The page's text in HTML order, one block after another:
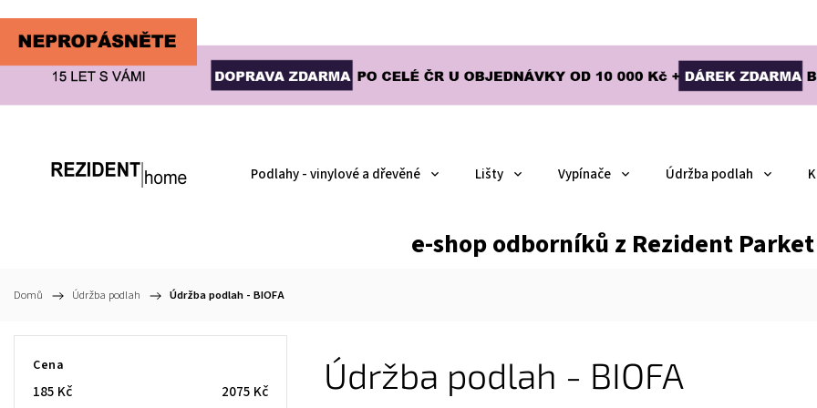
Podlahy - vinylové a dřevěné Lišty Vypínače Údržba podlah
e-shop odborníků z Rezident Parket
Domů / Údržba podlah / Údržba podlah - BIOFA
Cena
185 Kč 2075 Kč Údržba podlah - BIOFA